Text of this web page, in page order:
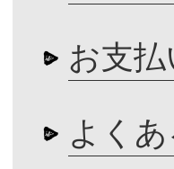
お支
よく